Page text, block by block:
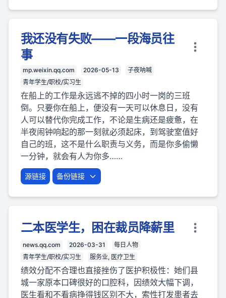
我还没有失败——一段海员往
事
mp.weixin.qq.com 2026-05-13
子夜呐喊
青年学生/职校/实习生
在船上的工作是永远逃不掉的四小时一岗的三班
倒。只要你在船上，便没有一天可以休息日，没有
人可以替代你完成工作，不论是生病还是疲惫，在
半夜闹钟响起的那一刻就必须起床，到驾驶室值好
自己的班，这不是什么职责与义务，而是你多偷懒
一分钟，就会有人为你多……
源链接 备份链接
二本医学生，困在裁员降薪里
news.qq.com 2026-03-31
每日人物
青年学生/职校/实习生
服务业, 医疗卫生
绩效分配不合理也直接挫伤了医护积极性：她们县
城一家原本口碑很好的口腔科，因绩效大幅下调，
医生看和不看病挣得钱区别不大，索性打发患者去